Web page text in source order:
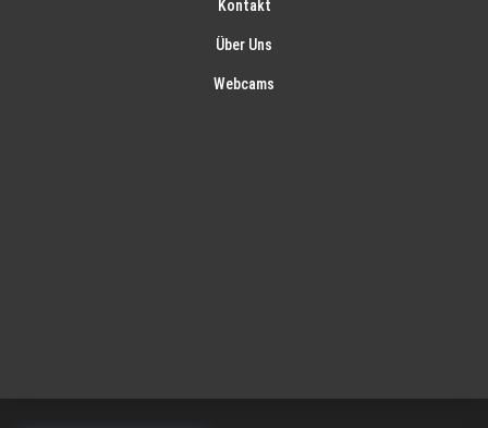
Kontakt
Über Uns
Webcams